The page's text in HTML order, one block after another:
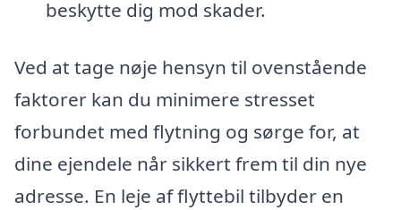
beskytte dig mod skader.
Ved at tage nøje hensyn til ovenstående
faktorer kan du minimere stresset
forbundet med flytning og sørge for, at
dine ejendele når sikkert frem til din nye
adresse. En leje af flyttebil tilbyder en